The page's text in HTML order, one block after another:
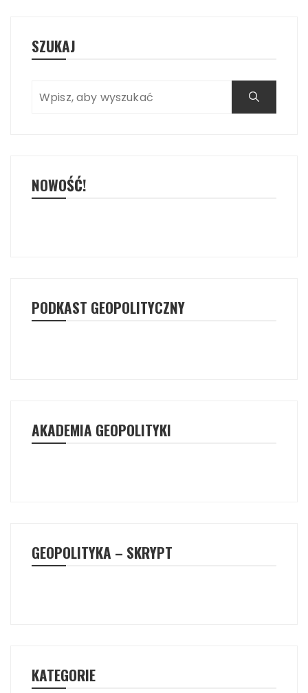
SZUKAJ
NOWOŚĆ!
PODKAST GEOPOLITYCZNY
AKADEMIA GEOPOLITYKI
GEOPOLITYKA – SKRYPT
KATEGORIE